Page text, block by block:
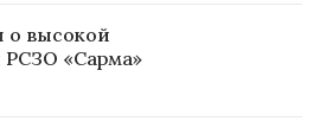
о высокой
РСЗО «Сарма»